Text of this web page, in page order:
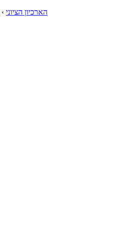
הארכיון הציוני ›